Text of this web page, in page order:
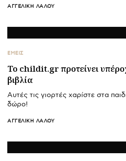
ΑΓΓΕΛΙΚΉ ΛΆΛΟΥ
ΕΜΕΙΣ
Το childit.gr προτείνει
βιβλία
Αυτές τις γιορτές χαρίστε στα
δώρο!
ΑΓΓΕΛΙΚΉ ΛΆΛΟΥ